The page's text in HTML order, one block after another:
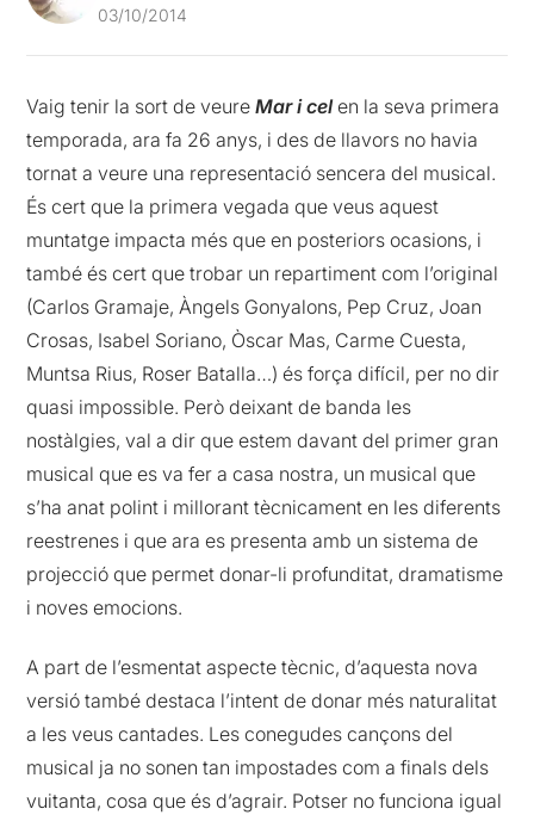
03/10/2014
Vaig tenir la sort de veureMar i cel en la seva primera
temporada, ara fa 26 anys, i des de llavors no havia
tornat a veure una representació sencera del musical.
És cert que la primera vegada que veus aquest
muntatge impacta més que en posteriors ocasions, i
també és cert que trobar un repartiment com l’original
(Carlos Gramaje, Àngels Gonyalons, Pep Cruz, Joan
Crosas, Isabel Soriano, Òscar Mas, Carme Cuesta,
Muntsa Rius, Roser Batalla…) és força difícil, per no dir
quasi impossible. Però deixant de banda les
nostàlgies, val a dir que estem davant del primer gran
musical que es va fer a casa nostra, un musical que
s’ha anat polint i millorant tècnicament en les diferents
reestrenes i que ara es presenta amb un sistema de
projecció que permet donar-li profunditat, dramatisme
i noves emocions.
A part de l’esmentat aspecte tècnic, d’aquesta nova
versió també destaca l’intent de donar més naturalitat
a les veus cantades. Les conegudes cançons del
musical ja no sonen tan impostades com a finals dels
vuitanta, cosa que és d’agrair. Potser no funciona igual